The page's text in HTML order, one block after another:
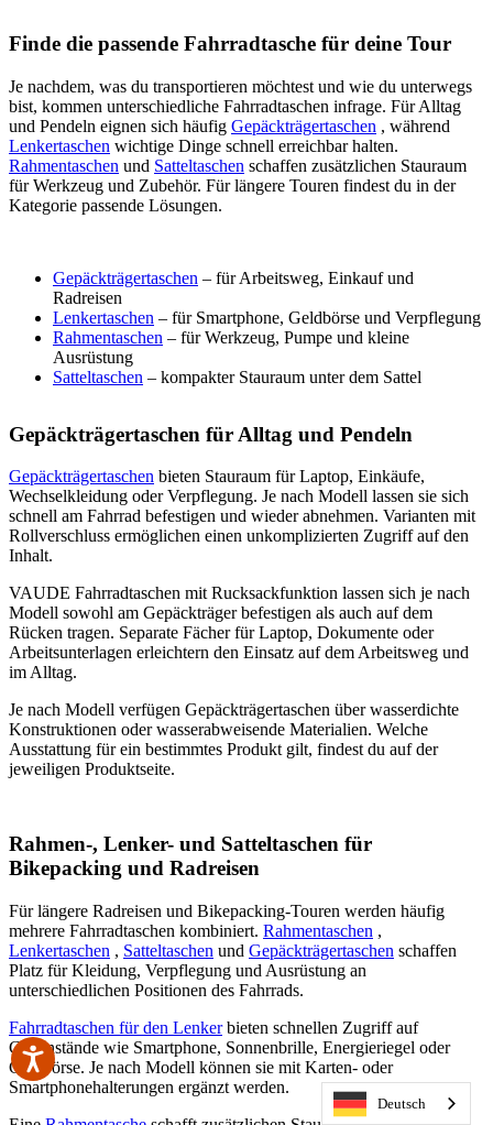
Finde die passende Fahrradtasche für deine Tour
Je nachdem, was du transportieren möchtest und wie du unterwegs
bist, kommen unterschiedliche Fahrradtaschen infrage. Für Alltag
und Pendeln eignen sich häufig Gepäckträgertaschen , während
Lenkertaschen wichtige Dinge schnell erreichbar halten.
Rahmentaschen und Satteltaschen schaffen zusätzlichen Stauraum
für Werkzeug und Zubehör. Für längere Touren findest du in der
Kategorie passende Lösungen.
Gepäckträgertaschen – für Arbeitsweg, Einkauf und
Radreisen
Lenkertaschen – für Smartphone, Geldbörse und Verpflegung
Rahmentaschen – für Werkzeug, Pumpe und kleine
Ausrüstung
Satteltaschen – kompakter Stauraum unter dem Sattel
Gepäckträgertaschen für Alltag und Pendeln
Gepäckträgertaschen bieten Stauraum für Laptop, Einkäufe,
Wechselkleidung oder Verpflegung. Je nach Modell lassen sie sich
schnell am Fahrrad befestigen und wieder abnehmen. Varianten mit
Rollverschluss ermöglichen einen unkomplizierten Zugriff auf den
Inhalt.
VAUDE Fahrradtaschen mit Rucksackfunktion lassen sich je nach
Modell sowohl am Gepäckträger befestigen als auch auf dem
Rücken tragen. Separate Fächer für Laptop, Dokumente oder
Arbeitsunterlagen erleichtern den Einsatz auf dem Arbeitsweg und
im Alltag.
Je nach Modell verfügen Gepäckträgertaschen über wasserdichte
Konstruktionen oder wasserabweisende Materialien. Welche
Ausstattung für ein bestimmtes Produkt gilt, findest du auf der
jeweiligen Produktseite.
Rahmen-, Lenker- und Satteltaschen für
Bikepacking und Radreisen
Für längere Radreisen und Bikepacking-Touren werden häufig
mehrere Fahrradtaschen kombiniert. Rahmentaschen ,
Lenkertaschen , Satteltaschen und Gepäckträgertaschen schaffen
Platz für Kleidung, Verpflegung und Ausrüstung an
unterschiedlichen Positionen des Fahrrads.
Fahrradtaschen für den Lenker bieten schnellen Zugriff auf
Gegenstände wie Smartphone, Sonnenbrille, Energieriegel oder
Geldbörse. Je nach Modell können sie mit Karten- oder
Smartphonehalterungen ergänzt werden.
Deutsch